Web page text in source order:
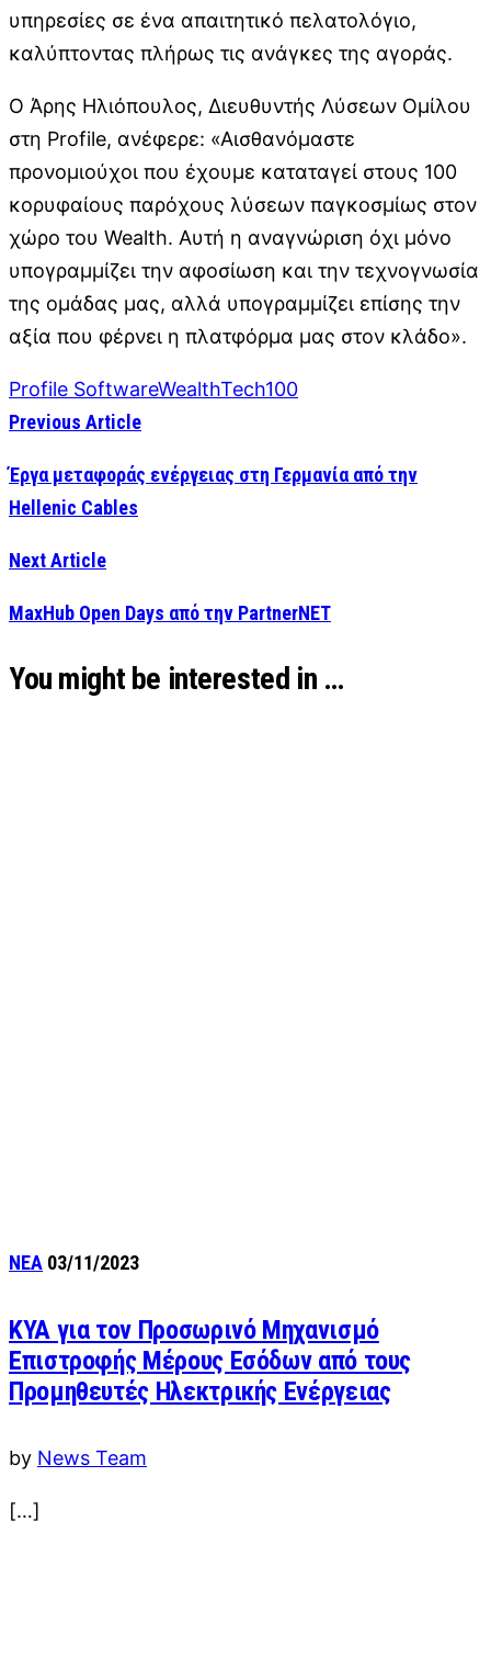
υπηρεσίες σε ένα απαιτητικό πελατολόγιο,
καλύπτοντας πλήρως τις ανάγκες της αγοράς.
Ο Άρης Ηλιόπουλος, Διευθυντής Λύσεων Ομίλου
στη Profile, ανέφερε: «Αισθανόμαστε
προνομιούχοι που έχουμε καταταγεί στους 100
κορυφαίους παρόχους λύσεων παγκοσμίως στον
χώρο του Wealth. Αυτή η αναγνώριση όχι μόνο
υπογραμμίζει την αφοσίωση και την τεχνογνωσία
της ομάδας μας, αλλά υπογραμμίζει επίσης την
αξία που φέρνει η πλατφόρμα μας στον κλάδο».
Profile SoftwareWealthTech100
Previous Article
Έργα μεταφοράς ενέργειας στη Γερμανία από την
Hellenic Cables
Next Article
MaxHub Open Days από την PartnerNET
You might be interested in …
ΝΕΑ 03/11/2023
ΚΥΑ για τον Προσωρινό Μηχανισμό
Επιστροφής Μέρους Εσόδων από τους
Προμηθευτές Ηλεκτρικής Ενέργειας
by News Team
[…]